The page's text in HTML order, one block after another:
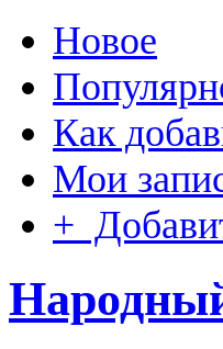
Новое
Как
Мои
+